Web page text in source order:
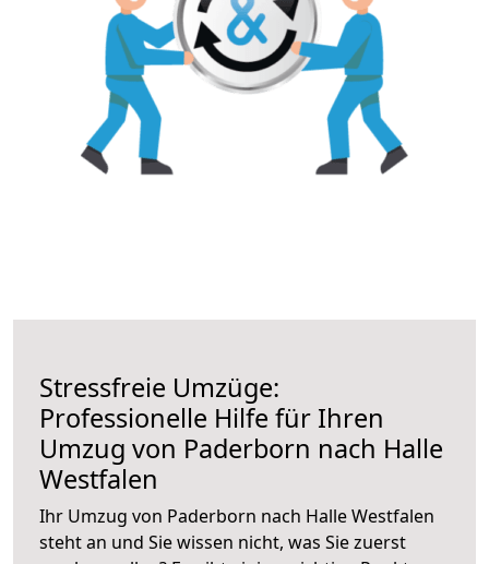
Stressfreie Umzüge:
Professionelle Hilfe für Ihren
Umzug von Paderborn nach Halle
Westfalen
Ihr Umzug von Paderborn nach Halle Westfalen
steht an und Sie wissen nicht, was Sie zuerst